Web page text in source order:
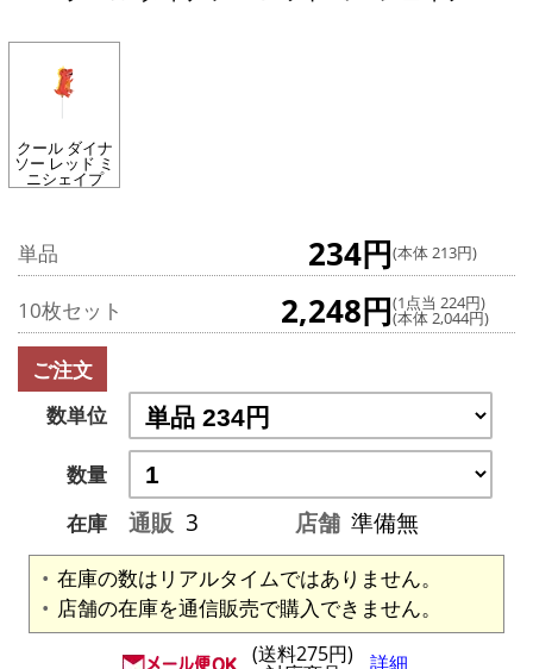
クール ダイナ
ソー レッド ミ
ニシェイプ
単品 234円(本体 213円)
10枚セット 2,248円(1点当 224円)
(本体 2,044円)
ご注文
数単位
数量
在庫
通販 3 店舗 準備無
在庫の数はリアルタイムではありません。
店舗の在庫を通信販売で購入できません。
(送料275円) 詳細